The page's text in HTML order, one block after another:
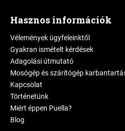
Hasznos információk
Vélemények ügyfeleinktől
Gyakran ismételt kérdések
Adagolási útmutató
Mosógép és szárítógép
Kapcsolat
Történetünk
Miért éppen Puella?
Blog